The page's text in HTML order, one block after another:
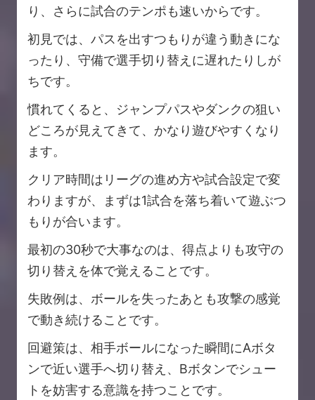
り、さらに試合のテンポも速いからです。
初見では、パスを出すつもりが違う動きにな
ったり、守備で選手切り替えに遅れたりしが
ちです。
慣れてくると、ジャンプパスやダンクの狙い
どころが見えてきて、かなり遊びやすくなり
ます。
クリア時間はリーグの進め方や試合設定で変
わりますが、まずは1試合を落ち着いて遊ぶつ
もりが合います。
最初の30秒で大事なのは、得点よりも攻守の
切り替えを体で覚えることです。
失敗例は、ボールを失ったあとも攻撃の感覚
で動き続けることです。
回避策は、相手ボールになった瞬間にAボタ
ンで近い選手へ切り替え、Bボタンでシュー
トを妨害する意識を持つことです。